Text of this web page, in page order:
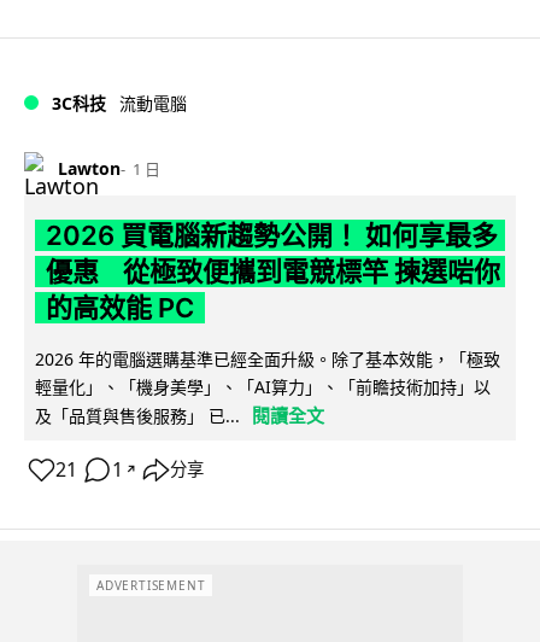
3C科技 流動電腦
Lawton 1 日
2026 買電腦新趨勢公開！ 如何享最多
優惠 從極致便攜到電競標竿 揀選啱你
的高效能 PC
2026 年的電腦選購基準已經全面升級。除了基本效能，「極致
輕量化」、「機身美學」、「AI算力」、「前瞻技術加持」以
及「品質與售後服務」 已...
閱讀全文
21 1 ↗ 分享
ADVERTISEMENT